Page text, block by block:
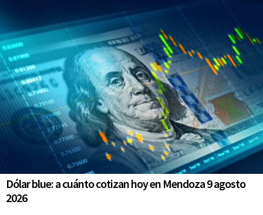
Dólar blue: a cuánto cotizan hoy en Mendoza 9 agosto
2026